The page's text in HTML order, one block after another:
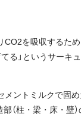
を吸収するた
る」というサーキ
ントミルクで固め
部（柱・梁・床・